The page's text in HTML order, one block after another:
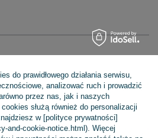
do prawidłowego działania serwisu,
analizować ruch i prowadzić
przez nas, jak i naszych
służą również do personalizacji
w [polityce prywatności]
and-cookie-notice.html). Więcej